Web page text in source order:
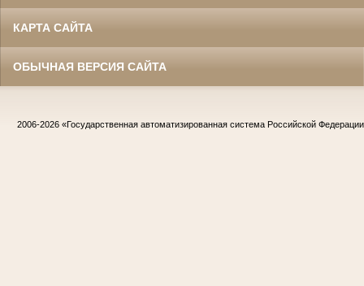
КАРТА САЙТА
ОБЫЧНАЯ ВЕРСИЯ САЙТА
2006-2026 «Государственная автоматизированная система Российской